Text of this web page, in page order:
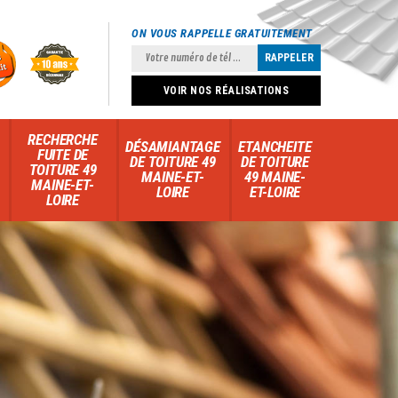
ON VOUS RAPPELLE GRATUITEMENT
VOIR NOS RÉALISATIONS
RECHERCHE
FUITE DE
TOITURE 49
MAINE-ET-
LOIRE
DÉSAMIANTAGE
DE TOITURE 49
MAINE-ET-
LOIRE
ETANCHEITE
DE TOITURE
49 MAINE-
ET-LOIRE